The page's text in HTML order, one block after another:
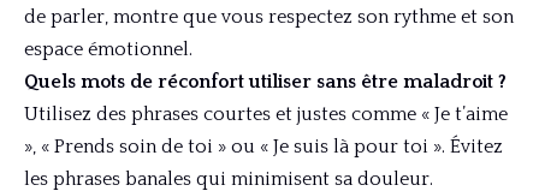
de parler, montre que vous respectez son rythme et son
espace émotionnel.
Quels mots de réconfort utiliser sans être maladroit ?
Utilisez des phrases courtes et justes comme « Je t’aime
», « Prends soin de toi » ou « Je suis là pour toi ». Évitez
les phrases banales qui minimisent sa douleur.